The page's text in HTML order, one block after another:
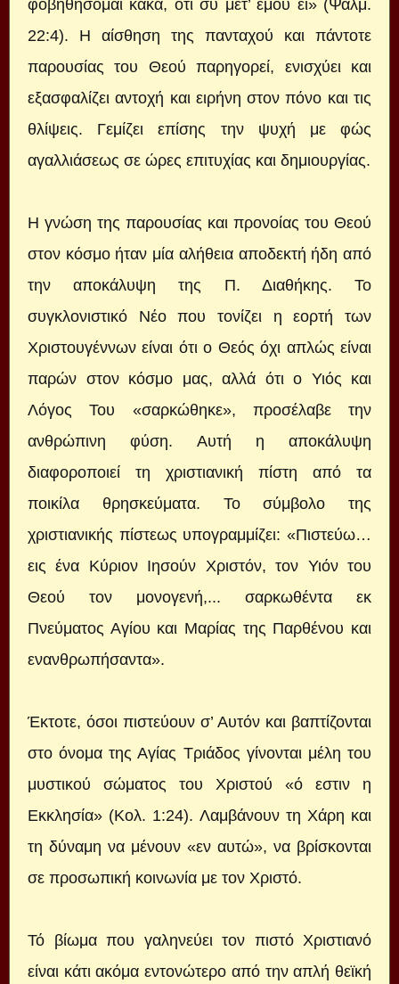
φοβηθήσομαι κακά, ότι σύ μετ’ εμού εί» (Ψαλμ.
22:4). Η αίσθηση της πανταχού και πάντοτε
παρουσίας του Θεού παρηγορεί, ενισχύει και
εξασφαλίζει αντοχή και ειρήνη στον πόνο και τις
θλίψεις. Γεμίζει επίσης την ψυχή με φώς
αγαλλιάσεως σε ώρες επιτυχίας και δημιουργίας.
Η γνώση της παρουσίας και προνοίας του Θεού
στον κόσμο ήταν μία αλήθεια αποδεκτή ήδη από
την αποκάλυψη της Π. Διαθήκης. Το
συγκλονιστικό Νέο που τονίζει η εορτή των
Χριστουγέννων είναι ότι ο Θεός όχι απλώς είναι
παρών στον κόσμο μας, αλλά ότι ο Υιός και
Λόγος Του «σαρκώθηκε», προσέλαβε την
ανθρώπινη φύση. Αυτή η αποκάλυψη
διαφοροποιεί τη χριστιανική πίστη από τα
ποικίλα θρησκεύματα. Το σύμβολο της
χριστιανικής πίστεως υπογραμμίζει: «Πιστεύω…
εις ένα Κύριον Ιησούν Χριστόν, τον Υιόν του
Θεού τον μονογενή,... σαρκωθέντα εκ
Πνεύματος Αγίου και Μαρίας της Παρθένου και
ενανθρωπήσαντα».
Έκτοτε, όσοι πιστεύουν σ’ Αυτόν και βαπτίζονται
στο όνομα της Αγίας Τριάδος γίνονται μέλη του
μυστικού σώματος του Χριστού «ό εστιν η
Εκκλησία» (Κολ. 1:24). Λαμβάνουν τη Χάρη και
τη δύναμη να μένουν «εν αυτώ», να βρίσκονται
σε προσωπική κοινωνία με τον Χριστό.
Τό βίωμα που γαληνεύει τον πιστό Χριστιανό
είναι κάτι ακόμα εντονώτερο από την απλή θεϊκή